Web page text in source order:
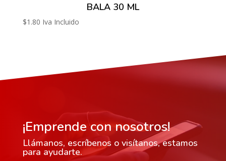
BALA 30 ML
$1.80 Iva Incluido
¡Emprende con nosotros!
Llámanos, escríbenos o visítanos, estamos
para ayudarte.